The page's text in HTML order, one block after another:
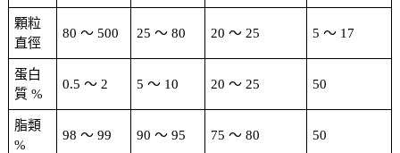
顆粒
直徑
80 ～ 500 25 ～ 80 20 ～ 25 5 ～ 17
蛋白
質 %
0.5 ～ 2 5 ～ 10 20 ～ 25 50
脂類
%
98 ～ 99 90 ～ 95 75 ～ 80 50